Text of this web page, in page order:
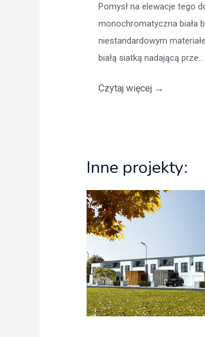
Pomysł na elewacje tego
monochromatyczna biała
niestandardowym
białą siatką nadającą prze...
Czytaj więcej →
Inne projekty: